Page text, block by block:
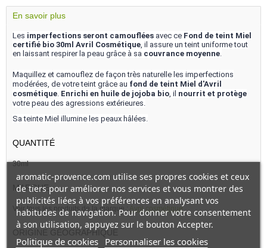
En savoir plus
Les imperfections seront camouflées avec ce Fond de teint Miel
certifié bio 30ml Avril Cosmétique , il assure un teint uniforme tout
en laissant respirer la peau grâce à sa couvrance moyenne
Maquillez et camouflez de façon très naturelle les imperfections
modérées, de votre teint grâce au fond de teint Miel d'Avril
cosmétique Enrichi en huile de jojoba bio , il nourrit et protège
votre peau des agressions extérieures.
Sa teinte Miel illumine les peaux hâlées.
QUANTITÉ
30ml
MARQUE
Voir tous les produits de la marque : Avril cosmétique
ORIGINE GÉOGRAPHIQUE
aromatic-provence.com utilise ses propres cookies et ceux
de tiers pour améliorer nos services et vous montrer des
publicités liées à vos préférences en analysant vos
habitudes de navigation. Pour donner votre consentement
à son utilisation, appuyez sur le bouton Accepter.
Politique de cookies Personnaliser les cookies